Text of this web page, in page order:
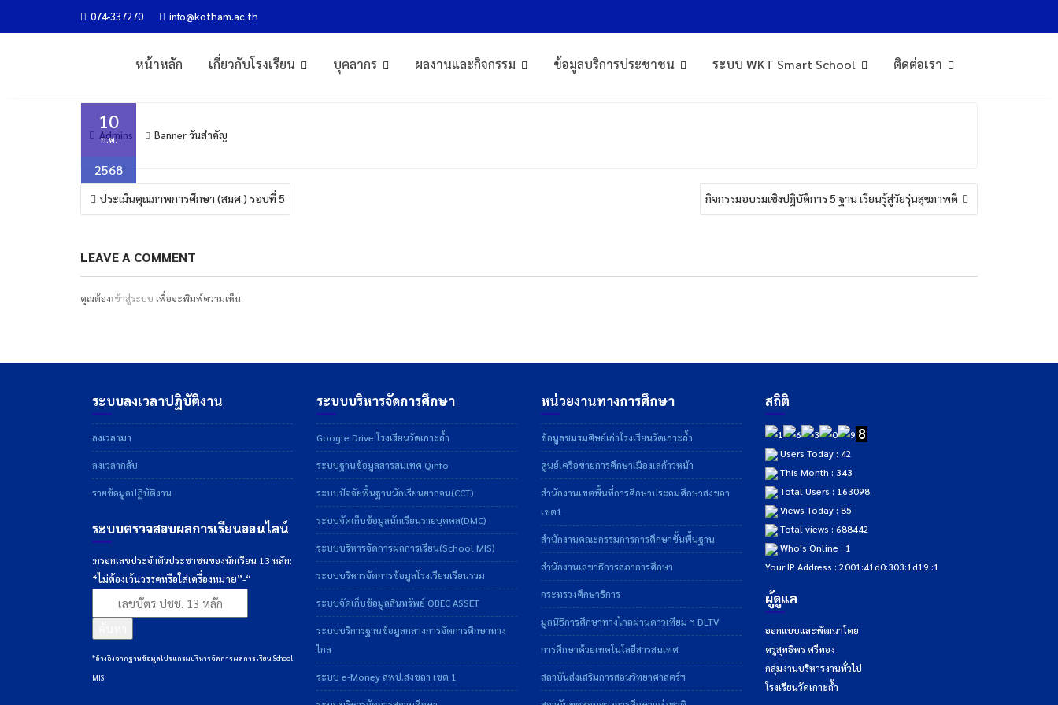
074-337270 info@kotham.ac.th
หน้าหลัก เกี่ยวกับโรงเรียน บุคลากร ผลงานและกิจกรรม ข้อมูลบริการประชาชน ระบบ WKT Smart School ติดต่อเรา
วันที่ 28 กรกฎาคม 2566
Banner วันสำคัญ วันที่ 28 กรกฎาคม 2566
10
ก.ค.
2568
Admins Banner วันสำคัญ
แนะแนว
เรื่องประเมินคุณภาพการศึกษา (สมศ.) รอบที่ 5 กิจกรรมอบรมเชิงปฏิบัติการ 5 ฐาน เรียนรู้สู่วัยรุ่นสุขภาพดี
LEAVE A COMMENT
คุณต้องเข้าสู่ระบบ เพื่อจะพิมพ์ความเห็น
ระบบลงเวลาปฏิบัติงาน
ลงเวลามา
ลงเวลากลับ
รายข้อมูลปฏิบัติงาน
ระบบตรวจสอบผลการเรียนออนไลน์
:กรอกเลขประจำตัวประชาชนของนักเรียน 13 หลัก:
*ไม่ต้องเว้นวรรคหรือใส่เครื่องหมาย”-“
*อ้างอิงจากฐานข้อมูลโปรแกรมบริหารจัดการผลการเรียน School
MIS
ระบบบริหารจัดการศึกษา
Google Drive โรงเรียนวัดเกาะถ้ำ
ระบบฐานข้อมูลสารสนเทศ Qinfo
ระบบปัจจัยพื้นฐานนักเรียนยากจน(CCT)
ระบบจัดเก็บข้อมูลนักเรียนรายบุคคล(DMC)
ระบบบริหารจัดการผลการเรียน(School MIS)
ระบบบริหารจัดการข้อมูลโรงเรียนเรียนรวม
ระบบจัดเก็บข้อมูลสินทรัพย์ OBEC ASSET
ระบบบริการฐานข้อมูลกลางการจัดการศึกษาทาง
ไกล
ระบบ e-Money สพป.สงขลา เขต 1
หน่วยงานทางการศึกษา
ข้อมูลชมรมศิษย์เก่าโรงเรียนวัดเกาะถ้ำ
ศูนย์เครือข่ายการศึกษาเมืองเลก้าวหน้า
สำนักงานเขตพื้นที่การศึกษาประถมศึกษาสงขลา
เขต1
สำนักงานคณะกรรมการการศึกษาขั้นพื้นฐาน
สำนักงานเลขาธิการสภาการศึกษา
กระทรวงศึกษาธิการ
มูลนิธิการศึกษาทางไกลผ่านดาวเทียม ฯ DLTV
การศึกษาด้วยเทคโนโลยีสารสนเทศ
สถาบันส่งเสริมการสอนวิทยาศาสตร์ฯ
สถิติ
Users Today : 42
This Month : 343
Total Users : 163098
Views Today : 85
Total views : 688442
Who's Online : 1
Your IP Address : 2001:41d0:303:1d19::1
ผู้ดูแล
ออกแบบและพัฒนาโดย
ครูสุทธิพร ศรีทอง
กลุ่มงานบริหารงานทั่วไป
โรงเรียนวัดเกาะถ้ำ